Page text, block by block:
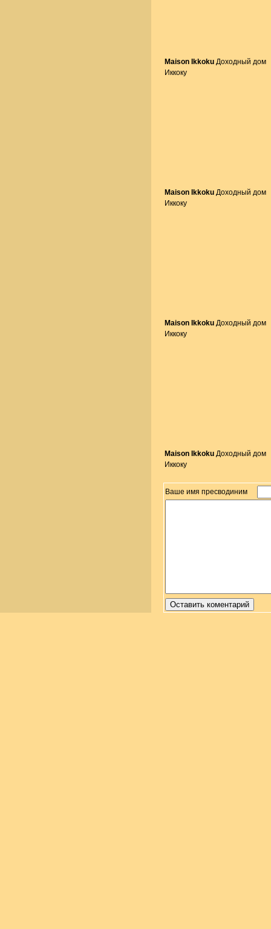
Maison Ikkoku Доходный дом
Иккоку
Maison Ikkoku Доходный дом
Иккоку
Maison Ikkoku Доходный дом
Иккоку
Maison Ikkoku Доходный дом
Иккоку
Ваше имя пресводиним